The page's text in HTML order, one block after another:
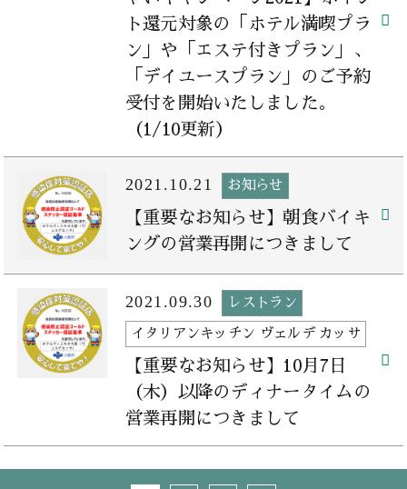
ト還元対象の「ホテル満喫プラ
ン」や「エステ付きプラン」、
「デイユースプラン」のご予約
受付を開始いたしました。
（1/10更新）
2021.10.21 お知らせ
【重要なお知らせ】朝食バイキ
ングの営業再開につきまして
2021.09.30 レストラン
イタリアンキッチン ヴェルデ カッサ
【重要なお知らせ】10月7日
（木）以降のディナータイムの
営業再開につきまして